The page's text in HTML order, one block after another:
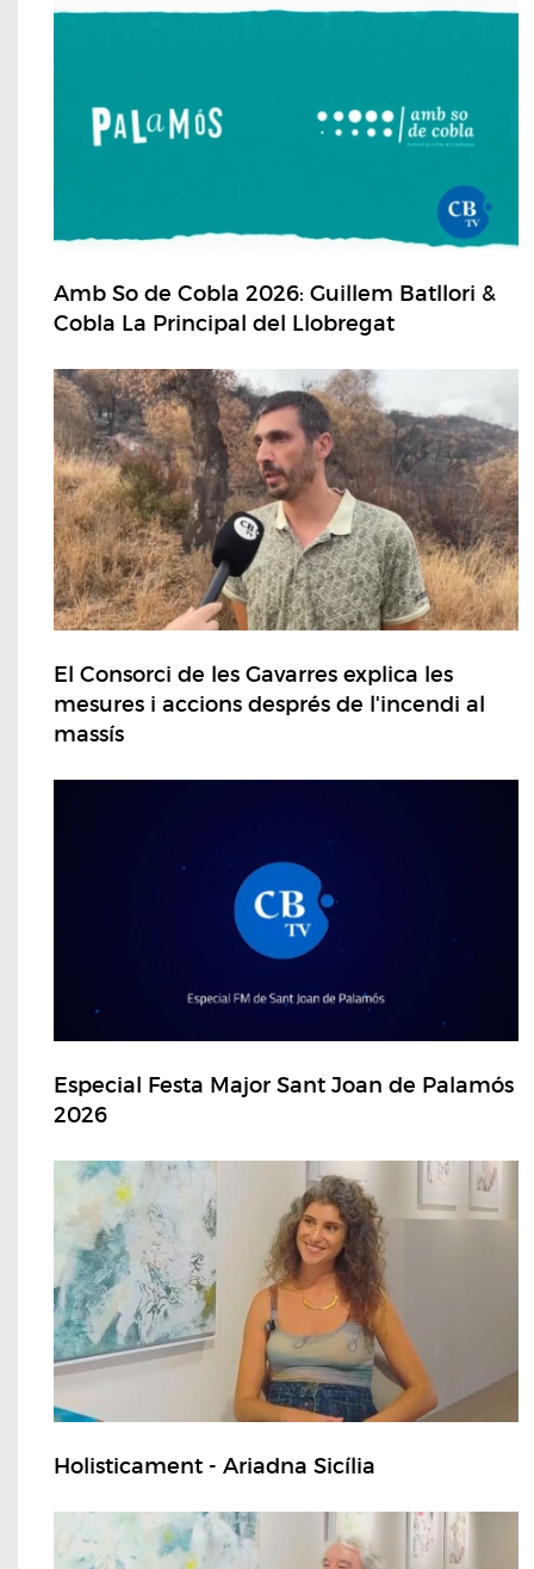
Amb So de Cobla 2026: Guillem Batllori &
Cobla La Principal del Llobregat
El Consorci de les Gavarres explica les
mesures i accions després de l'incendi al
massís
Especial Festa Major Sant Joan de Palamós
2026
Holisticament - Ariadna Sicília